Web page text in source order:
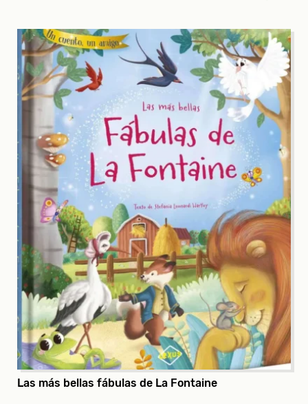
Las más bellas fábulas de La Fontaine